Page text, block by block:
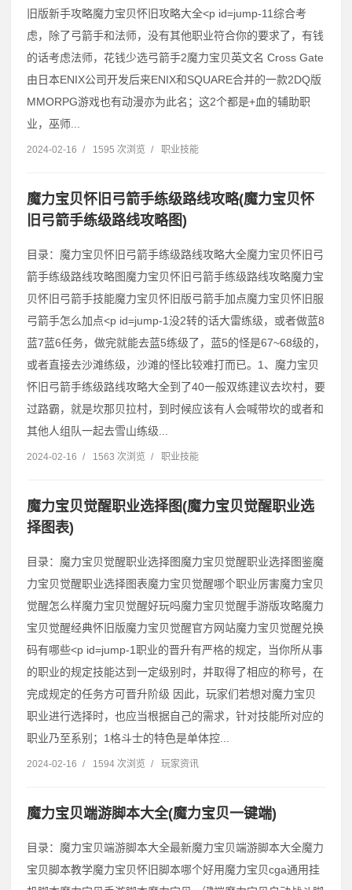
旧版新手攻略魔力宝贝怀旧攻略大全˂p id=jump-11综合考
虑，除了弓箭手和法师，没有其他职业符合你的要求了，有钱
的话考虑法师，花钱少选弓箭手2魔力宝贝英文名 Cross Gate
由日本ENIX公司开发后来ENIX和SQUARE合并的一款2DQ版
MMORPG游戏也有动漫亦为此名；这2个都是+血的辅助职
业，巫师...
2024-02-16 / 1595 次浏览 / 职业技能
魔力宝贝怀旧弓箭手练级路线攻略(魔力宝贝怀
旧弓箭手练级路线攻略图)
目录：魔力宝贝怀旧弓箭手练级路线攻略大全魔力宝贝怀旧弓
箭手练级路线攻略图魔力宝贝怀旧弓箭手练级路线攻略魔力宝
贝怀旧弓箭手技能魔力宝贝怀旧版弓箭手加点魔力宝贝怀旧服
弓箭手怎么加点˂p id=jump-1没2转的话大雷练级，或者做蓝8
蓝7蓝6任务，做完就能去蓝5练级了，蓝5的怪是67~68级的，
或者直接去沙滩练级，沙滩的怪比较难打而已。1、魔力宝贝
怀旧弓箭手练级路线攻略大全到了40一般双练建议去坎村，要
过路霸，就是坎那贝拉村，到时候应该有人会喊带坎的或者和
其他人组队一起去雪山练级...
2024-02-16 / 1563 次浏览 / 职业技能
魔力宝贝觉醒职业选择图(魔力宝贝觉醒职业选
择图表)
目录：魔力宝贝觉醒职业选择图魔力宝贝觉醒职业选择图鉴魔
力宝贝觉醒职业选择图表魔力宝贝觉醒哪个职业厉害魔力宝贝
觉醒怎么样魔力宝贝觉醒好玩吗魔力宝贝觉醒手游版攻略魔力
宝贝觉醒经典怀旧版魔力宝贝觉醒官方网站魔力宝贝觉醒兑换
码有哪些˂p id=jump-1职业的晋升有严格的规定，当你所从事
的职业的规定技能达到一定级别时，并取得了相应的称号，在
完成规定的任务方可晋升阶级 因此，玩家们若想对魔力宝贝
职业进行选择时，也应当根据自己的需求，针对技能所对应的
职业乃至系别；1格斗士的特色是单体控...
2024-02-16 / 1594 次浏览 / 玩家资讯
魔力宝贝端游脚本大全(魔力宝贝一键端)
目录：魔力宝贝端游脚本大全最新魔力宝贝端游脚本大全魔力
宝贝脚本教学魔力宝贝怀旧脚本哪个好用魔力宝贝cga通用挂